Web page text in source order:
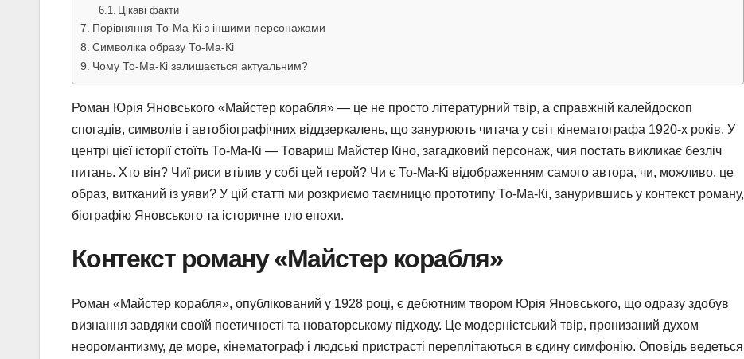
Цікаві факти
Порівняння То-Ма-Кі з іншими персонажами
Символіка образу То-Ма-Кі
Чому То-Ма-Кі залишається актуальним?
Роман Юрія Яновського «Майстер корабля» — це не просто літературний твір, а справжній калейдоскоп
спогадів, символів і автобіографічних віддзеркалень, що занурюють читача у світ кінематографа 1920-х років. У
центрі цієї історії стоїть То-Ма-Кі — Товариш Майстер Кіно, загадковий персонаж, чия постать викликає безліч
питань. Хто він? Чиї риси втілив у собі цей герой? Чи є То-Ма-Кі відображенням самого автора, чи, можливо, це
образ, витканий із уяви? У цій статті ми розкриємо таємницю прототипу То-Ма-Кі, занурившись у контекст роману,
біографію Яновського та історичне тло епохи.
Контекст роману «Майстер корабля»
Роман «Майстер корабля», опублікований у 1928 році, є дебютним твором Юрія Яновського, що одразу здобув
визнання завдяки своїй поетичності та новаторському підходу. Це модерністський твір, пронизаний духом
неоромантизму, де море, кінематограф і людські пристрасті переплітаються в єдину симфонію. Оповідь ведеться